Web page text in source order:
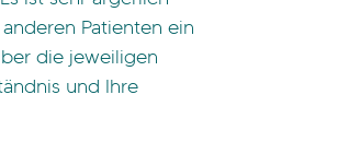
Patienten ein
die jeweiligen
und Ihre